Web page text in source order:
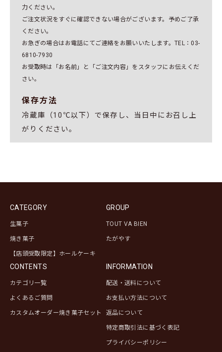
力ください。
ご注文状況をすぐに確認できない場合がございます。予めご了承
ください。
お急ぎの場合はお電話にてご連絡をお願いいたします。TEL：03-
6810-7930
お受取時は「お名前」と「ご注文内容」をスタッフにお伝えくだ
さい。
保存方法
冷蔵庫（10℃以下）で保存し、当日中にお召し上
がりください。
CATEGORY
生菓子
焼き菓子
【店頭受取限定】ホールケーキ
GROUP
TOUT VA BIEN
たがやす
CONTENTS
カテゴリ一覧
よくあるご質問
カスタムオーダー焼き菓子セット
INFORMATION
配送・送料について
お支払い方法について
返品について
特定商取引法に基づく表記
プライバシーポリシー